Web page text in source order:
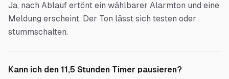
Ja, nach Ablauf ertönt ein wählbarer Alarmton und eine
Meldung erscheint. Der Ton lässt sich testen oder
stummschalten.
Kann ich den 11,5 Stunden Timer pausieren?